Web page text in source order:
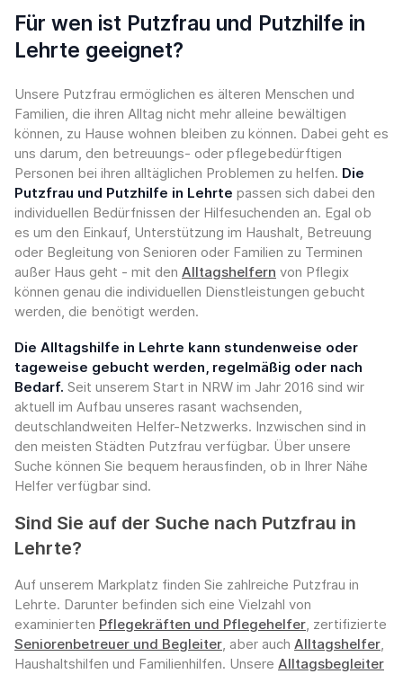
Für wen ist Putzfrau und Putzhilfe in
Lehrte geeignet?
Unsere Putzfrau ermöglichen es älteren Menschen und
Familien, die ihren Alltag nicht mehr alleine bewältigen
können, zu Hause wohnen bleiben zu können. Dabei geht es
uns darum, den betreuungs- oder pflegebedürftigen
Personen bei ihren alltäglichen Problemen zu helfen. Die
Putzfrau und Putzhilfe in Lehrte passen sich dabei den
individuellen Bedürfnissen der Hilfesuchenden an. Egal ob
es um den Einkauf, Unterstützung im Haushalt, Betreuung
oder Begleitung von Senioren oder Familien zu Terminen
außer Haus geht - mit den Alltagshelfern von Pflegix
können genau die individuellen Dienstleistungen gebucht
werden, die benötigt werden.
Die Alltagshilfe in Lehrte kann stundenweise oder
tageweise gebucht werden, regelmäßig oder nach
Bedarf. Seit unserem Start in NRW im Jahr 2016 sind wir
aktuell im Aufbau unseres rasant wachsenden,
deutschlandweiten Helfer-Netzwerks. Inzwischen sind in
den meisten Städten Putzfrau verfügbar. Über unsere
Suche können Sie bequem herausfinden, ob in Ihrer Nähe
Helfer verfügbar sind.
Sind Sie auf der Suche nach Putzfrau in
Lehrte?
Auf unserem Markplatz finden Sie zahlreiche Putzfrau in
Lehrte. Darunter befinden sich eine Vielzahl von
examinierten Pflegekräften und Pflegehelfer, zertifizierte
Seniorenbetreuer und Begleiter, aber auch Alltagshelfer,
Haushaltshilfen und Familienhilfen. Unsere Alltagsbegleiter